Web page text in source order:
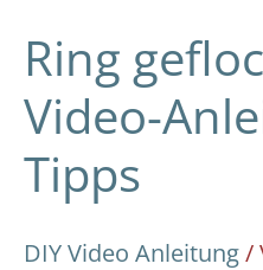
Ring
Video-
Tipps
DIY Video Anleitung/